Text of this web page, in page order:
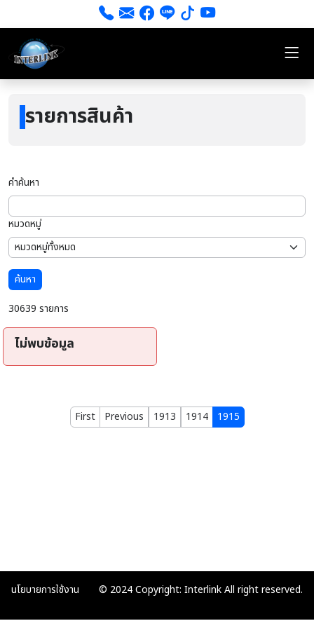
รายการสินค้า
คำค้นหา
หมวดหมู่
ค้นหา
30639 รายการ
ไม่พบข้อมูล
First Previous 1913 1914 1915
นโยบายการใช้งาน © 2024 Copyright: Interlink All right reserved.